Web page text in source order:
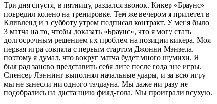
Три дня спустя, в пятницу, раздался звонок. Кикер «Браунс»
повредил колено на тренировке. Тем же вечером я прилетел в
Кливленд и в субботу утром подписал контракт. У меня было
3 матча на то, чтобы доказать «Браунс», что я могу стать
долгосрочным решением их проблем на позиции кикера. Моя
первая игра совпала с первым стартом Джонни Мэнзела,
поэтому я думал, что вокруг матча будет много шумихи. Я
был рад заново представить себя лиге после года вне игры.
Спенсер Лэннинг выполнял начальные удары, и за всю игру
мы не занесли ни одного тачдауна. Мы даже ни разу не
подобрались на дистанцию филд-гола. Мы проиграли всухую.